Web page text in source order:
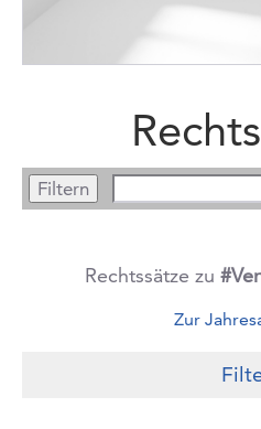
Rechtssätze zu
Zur